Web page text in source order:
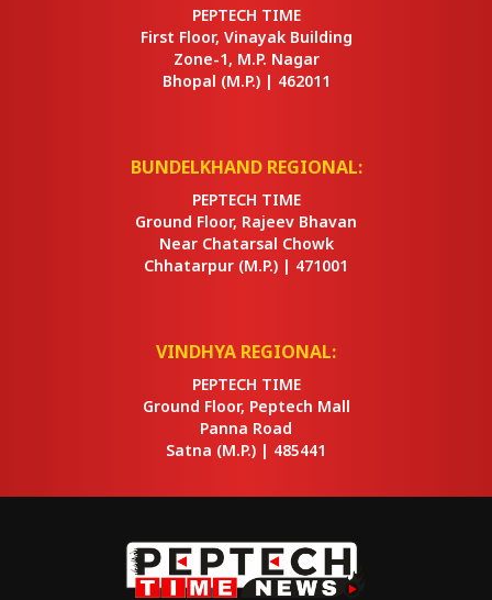
PEPTECH TIME
First Floor, Vinayak Building
Zone-1, M.P. Nagar
Bhopal (M.P.) | 462011
BUNDELKHAND REGIONAL:
PEPTECH TIME
Ground Floor, Rajeev Bhavan
Near Chatarsal Chowk
Chhatarpur (M.P.) | 471001
VINDHYA REGIONAL:
PEPTECH TIME
Ground Floor, Peptech Mall
Panna Road
Satna (M.P.) | 485441